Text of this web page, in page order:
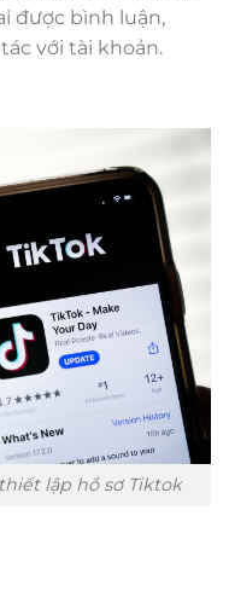
được bình luận,
với tài khoản.
lập hồ sơ Tiktok